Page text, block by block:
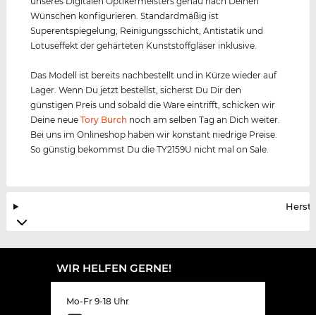
Wünschen konfigurieren. Standardmäßig ist
Superentspiegelung, Reinigungsschicht, Antistatik und
Lotuseffekt der gehärteten Kunststoffgläser inklusive.
Das Modell ist bereits nachbestellt und in Kürze wieder auf
Lager. Wenn Du jetzt bestellst, sicherst Du Dir den
günstigen Preis und sobald die Ware eintrifft, schicken wir
Deine neueTory Burch noch am selben Tag an Dich weiter.
Bei uns im Onlineshop haben wir konstant niedrige Preise.
So günstig bekommst Du die TY2159U nicht mal on Sale.
WIR HELFEN GERNE!
Mo-Fr 9-18 Uhr